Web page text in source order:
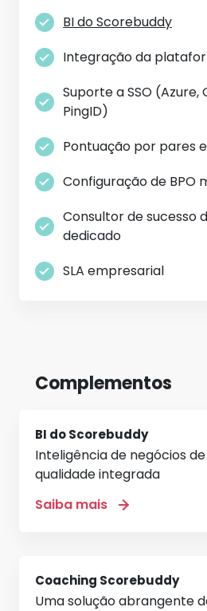
BI do Scorebuddy
Integração da
Suporte a SSO (Azure,
PingID)
Pontuação por pares
Configuração de BPO
Consultor de sucesso
dedicado
SLA empresarial
Complementos
BI do Scorebuddy
Inteligência de negócios
qualidade integrada
Saiba mais
Coaching Scorebuddy
Uma solução abrangente